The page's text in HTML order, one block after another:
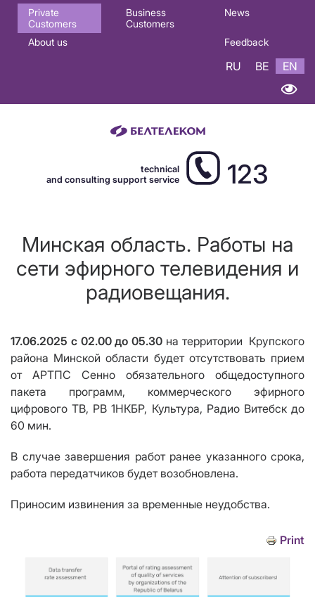
Основная
навигация
Private
Customers
Business
Customers
News
About us Feedback
RU BE EN
technical
and consulting support service
123
Минская область. Работы на
сети эфирного телевидения и
радиовещания.
17.06.2025 с 02.00 до 05.30 на территории Крупского
района Минской области будет отсутствовать прием
от АРТПС Сенно обязательного общедоступного
пакета программ,
коммерческого эфирного
цифрового ТВ, РВ1НКБР, Культура, Радио Витебск до
60 мин.
В случае завершения работ ранее указанного срока,
работа передатчиков будет возобновлена.
Приносим извинения за временные неудобства.
Print